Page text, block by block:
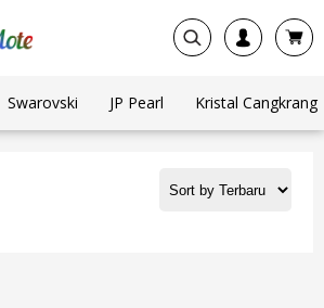
Swarovski JP Pearl Kristal Cangkrang